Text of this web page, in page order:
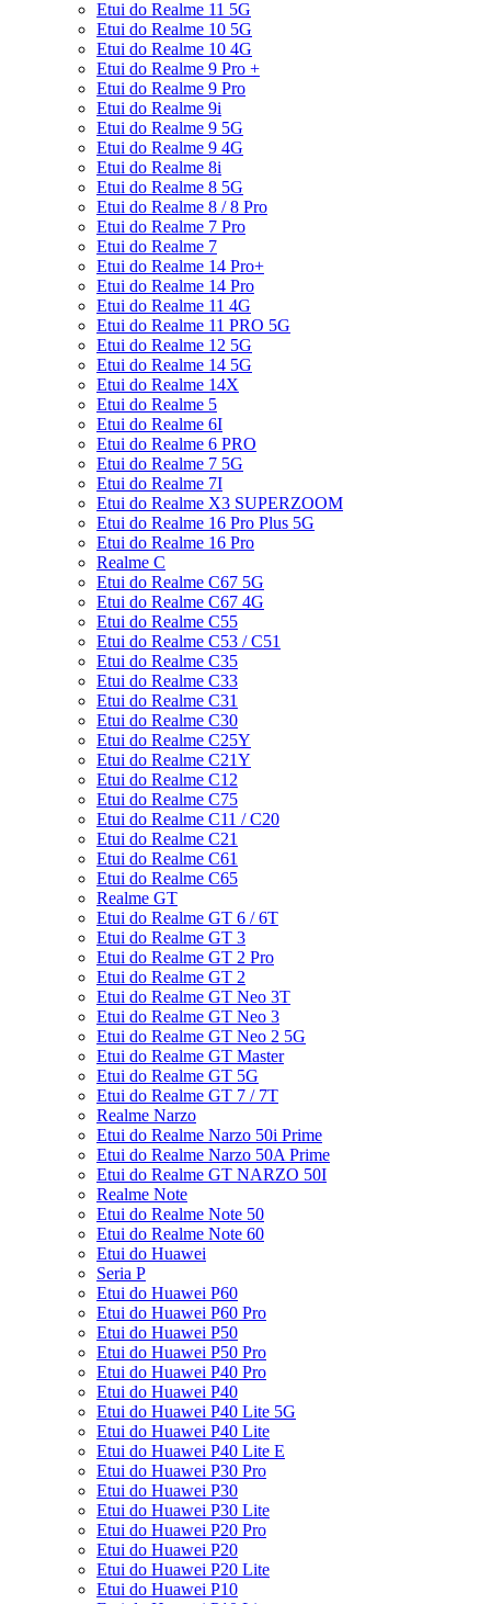
Etui do Realme 11 5G
Etui do Realme 10 5G
Etui do Realme 10 4G
Etui do Realme 9 Pro +
Etui do Realme 9 Pro
Etui do Realme 9i
Etui do Realme 9 5G
Etui do Realme 9 4G
Etui do Realme 8i
Etui do Realme 8 5G
Etui do Realme 8 / 8 Pro
Etui do Realme 7 Pro
Etui do Realme 7
Etui do Realme 14 Pro+
Etui do Realme 14 Pro
Etui do Realme 11 4G
Etui do Realme 11 PRO 5G
Etui do Realme 12 5G
Etui do Realme 14 5G
Etui do Realme 14X
Etui do Realme 5
Etui do Realme 6I
Etui do Realme 6 PRO
Etui do Realme 7 5G
Etui do Realme 7I
Etui do Realme X3 SUPERZOOM
Etui do Realme 16 Pro Plus 5G
Etui do Realme 16 Pro
Realme C
Etui do Realme C67 5G
Etui do Realme C67 4G
Etui do Realme C55
Etui do Realme C53 / C51
Etui do Realme C35
Etui do Realme C33
Etui do Realme C31
Etui do Realme C30
Etui do Realme C25Y
Etui do Realme C21Y
Etui do Realme C12
Etui do Realme C75
Etui do Realme C11 / C20
Etui do Realme C21
Etui do Realme C61
Etui do Realme C65
Realme GT
Etui do Realme GT 6 / 6T
Etui do Realme GT 3
Etui do Realme GT 2 Pro
Etui do Realme GT 2
Etui do Realme GT Neo 3T
Etui do Realme GT Neo 3
Etui do Realme GT Neo 2 5G
Etui do Realme GT Master
Etui do Realme GT 5G
Etui do Realme GT 7 / 7T
Realme Narzo
Etui do Realme Narzo 50i Prime
Etui do Realme Narzo 50A Prime
Etui do Realme GT NARZO 50I
Realme Note
Etui do Realme Note 50
Etui do Realme Note 60
Etui do Huawei
Seria P
Etui do Huawei P60
Etui do Huawei P60 Pro
Etui do Huawei P50
Etui do Huawei P50 Pro
Etui do Huawei P40 Pro
Etui do Huawei P40
Etui do Huawei P40 Lite 5G
Etui do Huawei P40 Lite
Etui do Huawei P40 Lite E
Etui do Huawei P30 Pro
Etui do Huawei P30
Etui do Huawei P30 Lite
Etui do Huawei P20 Pro
Etui do Huawei P20
Etui do Huawei P20 Lite
Etui do Huawei P10